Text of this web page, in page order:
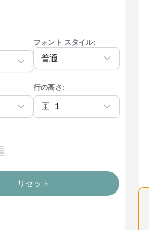
フォント スタイル:
普通
行の高さ:
1
リセット